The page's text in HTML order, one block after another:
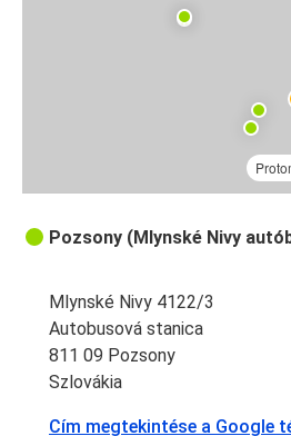
Pozsony (Mlynské Nivy
Mlynské Nivy 4122/3
Autobusová stanica
811 09 Pozsony
Szlovákia
Cím megtekintése a Google